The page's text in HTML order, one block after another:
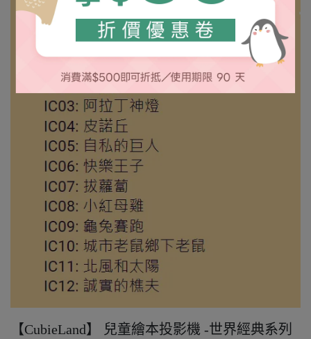
【CubieLand】 兒童繪本投影機 -世界經典系列